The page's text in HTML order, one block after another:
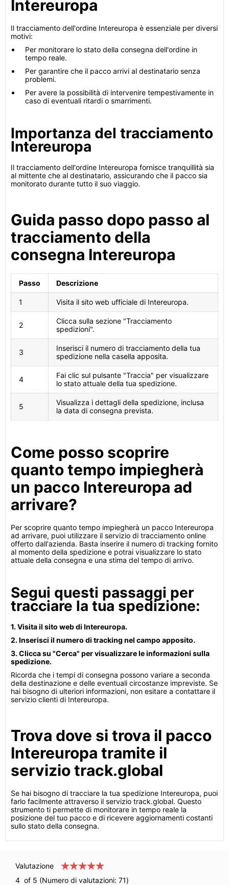
Intereuropa
Il tracciamento dell'ordine Intereuropa è essenziale per diversi
motivi:
Per monitorare lo stato della consegna dell'ordine in
tempo reale.
Per garantire che il pacco arrivi al destinatario senza
problemi.
Per avere la possibilità di intervenire tempestivamente in
caso di eventuali ritardi o smarrimenti.
Importanza del tracciamento
Intereuropa
Il tracciamento dell'ordine Intereuropa fornisce tranquillità sia
al mittente che al destinatario, assicurando che il pacco sia
monitorato durante tutto il suo viaggio.
Guida passo dopo passo al
tracciamento della
consegna Intereuropa
Passo Descrizione
1 Visita il sito web ufficiale di Intereuropa.
2
Clicca sulla sezione "Tracciamento
spedizioni".
3
Inserisci il numero di tracciamento della tua
spedizione nella casella apposita.
4
Fai clic sul pulsante "Traccia" per visualizzare
lo stato attuale della tua spedizione.
5
Visualizza i dettagli della spedizione, inclusa
la data di consegna prevista.
Come posso scoprire
quanto tempo impiegherà
un pacco Intereuropa ad
arrivare?
Per scoprire quanto tempo impiegherà un pacco Intereuropa
ad arrivare, puoi utilizzare il servizio di tracciamento online
offerto dall'azienda. Basta inserire il numero di tracking fornito
al momento della spedizione e potrai visualizzare lo stato
attuale della consegna e una stima del tempo di arrivo.
Segui questi passaggi per
tracciare la tua spedizione:
1. Visita il sito web di Intereuropa.
2. Inserisci il numero di tracking nel campo apposito.
3. Clicca su "Cerca" per visualizzare le informazioni sulla
spedizione.
Ricorda che i tempi di consegna possono variare a seconda
della destinazione e delle eventuali circostanze impreviste. Se
hai bisogno di ulteriori informazioni, non esitare a contattare il
servizio clienti di Intereuropa.
Trova dove si trova il pacco
Intereuropa tramite il
servizio track.global
Se hai bisogno di tracciare la tua spedizione Intereuropa, puoi
farlo facilmente attraverso il servizio track.global. Questo
strumento ti permette di monitorare in tempo reale la
posizione del tuo pacco e di ricevere aggiornamenti costanti
sullo stato della consegna.
Valutazione
4 of 5 (Numero di valutazioni: 71)